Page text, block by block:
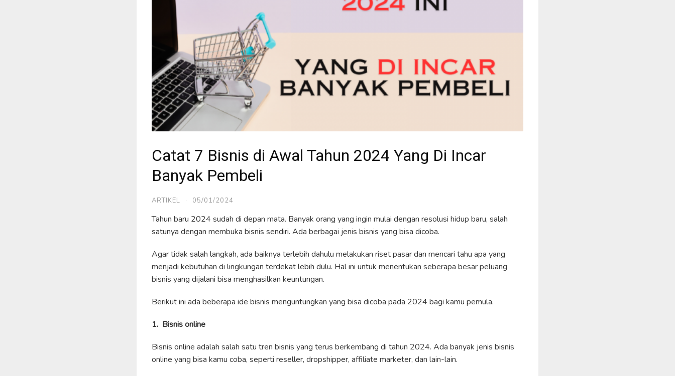
Catat 7 Bisnis di Awal Tahun 2024 Yang Di Incar
Banyak Pembeli
ARTIKEL · 05/01/2024
Tahun baru 2024 sudah di depan mata. Banyak orang yang ingin mulai dengan resolusi hidup baru, salah
satunya dengan membuka bisnis sendiri. Ada berbagai jenis bisnis yang bisa dicoba.
Agar tidak salah langkah, ada baiknya terlebih dahulu melakukan riset pasar dan mencari tahu apa yang
menjadi kebutuhan di lingkungan terdekat lebih dulu. Hal ini untuk menentukan seberapa besar peluang
bisnis yang dijalani bisa menghasilkan keuntungan.
Berikut ini ada beberapa ide bisnis menguntungkan yang bisa dicoba pada 2024 bagi kamu pemula.
1. Bisnis online
Bisnis online adalah salah satu tren bisnis yang terus berkembang di tahun 2024. Ada banyak jenis bisnis
online yang bisa kamu coba, seperti reseller, dropshipper, affiliate marketer, dan lain-lain.